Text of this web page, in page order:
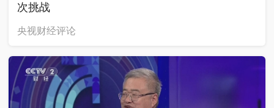
次挑战
央视财经评论